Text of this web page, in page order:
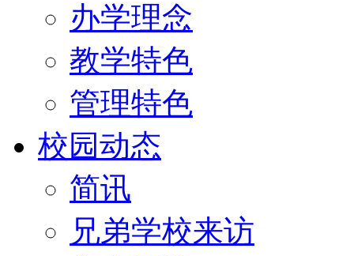
办学理念
教学特色
管理特色
校园动态
简讯
兄弟学校来访